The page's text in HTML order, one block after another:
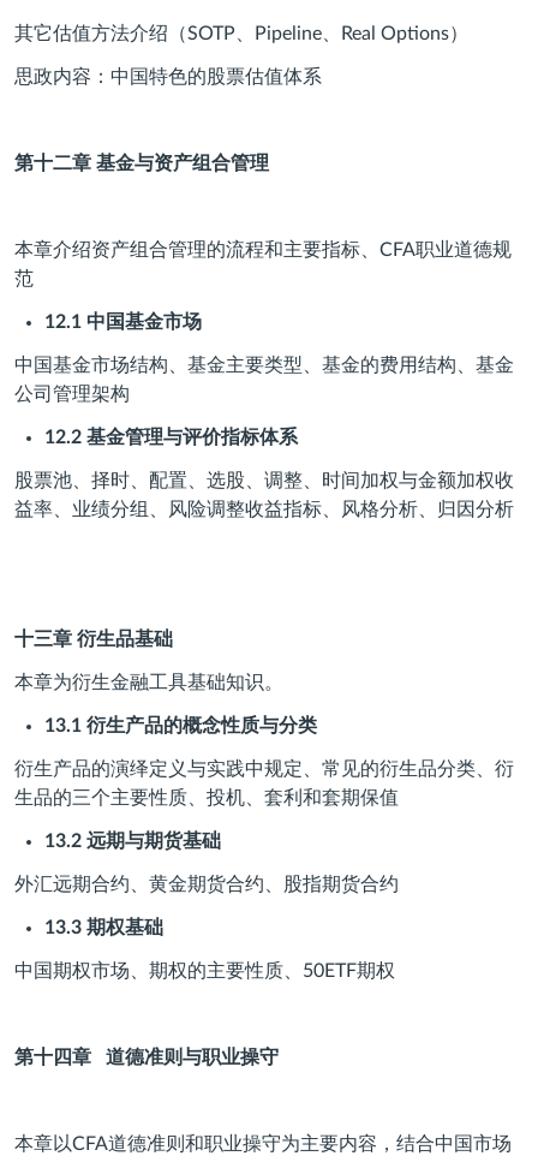
其它估值方法介绍（SOTP、Pipeline、Real Options）
思政内容：中国特色的股票估值体系
第十二章 基金与资产组合管理
本章介绍资产组合管理的流程和主要指标、CFA职业道德规
范
12.1 中国基金市场
中国基金市场结构、基金主要类型、基金的费用结构、基金
公司管理架构
12.2 基金管理与评价指标体系
股票池、择时、配置、选股、调整、时间加权与金额加权收
益率、业绩分组、风险调整收益指标、风格分析、归因分析
十三章 衍生品基础
本章为衍生金融工具基础知识。
13.1 衍生产品的概念性质与分类
衍生产品的演绎定义与实践中规定、常见的衍生品分类、衍
生品的三个主要性质、投机、套利和套期保值
13.2 远期与期货基础
外汇远期合约、黄金期货合约、股指期货合约
13.3 期权基础
中国期权市场、期权的主要性质、50ETF期权
第十四章 道德准则与职业操守
本章以CFA道德准则和职业操守为主要内容，结合中国市场